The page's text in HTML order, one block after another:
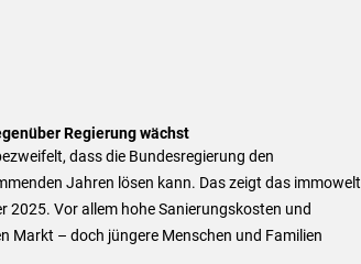
Regierung wächst
dass die Bundesregierung den
Jahren lösen kann. Das zeigt das immowelt
2025. Vor allem hohe Sanierungskosten und
Markt – doch jüngere Menschen und Familien